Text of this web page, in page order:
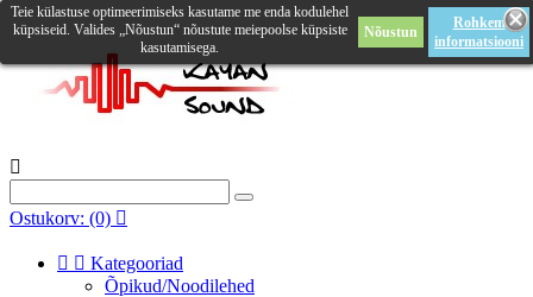

Ostukorv: (0) 
  Kategooriad
Õpikud/Noodilehed
Teie külastuse optimeerimiseks kasutame me enda kodulehel
küpsiseid. Valides „Nõustun“ nõustute meiepoolse küpsiste
kasutamisega.
Nõustun
Rohkem
informatsiooni